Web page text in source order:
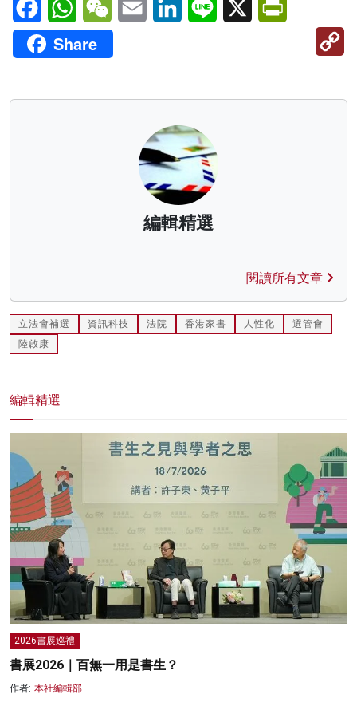
Share
編輯精選
閱讀所有文章
立法會補選 資訊科技 法院 香港家書 人性化
選管會
陸啟康
編輯精選
2026書展巡禮
書展2026｜百無一用是書生？
作者: 本社編輯部